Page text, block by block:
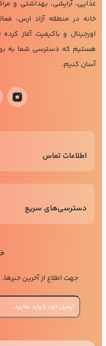
غذایی، آرایشی، بهداشتی و
خانه در منطقه آزاد ارس،
اورجینال و باکیفیت آغاز
هستیم که دسترسی شما به
آسان کنیم.
اطلاعات تماس
دسترسی‌های سریع
جهت اطلاع از آخرین